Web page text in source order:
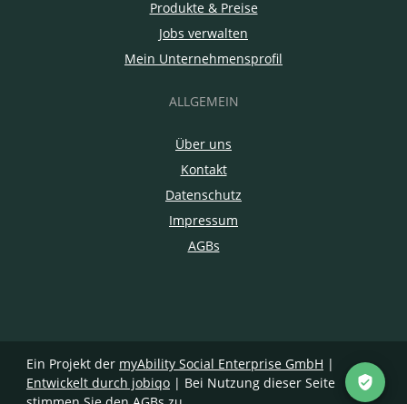
Produkte & Preise
Jobs verwalten
Mein Unternehmensprofil
ALLGEMEIN
Über uns
Kontakt
Datenschutz
Impressum
AGBs
Ein Projekt der myAbility Social Enterprise GmbH |
Entwickelt durch jobiqo | Bei Nutzung dieser Seite